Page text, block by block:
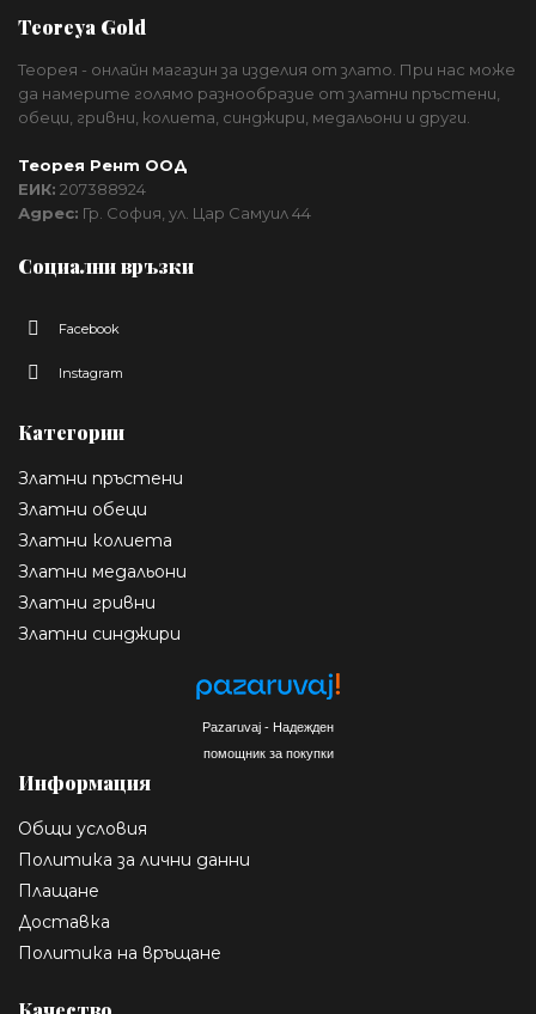
Teoreya Gold
Теорея - онлайн магазин за изделия от злато. При нас може
да намерите голямо разнообразие от златни пръстени,
обеци, гривни, колиета, синджири, медальони и други.
Теорея Рент ООД
ЕИК: 207388924
Адрес: Гр. София, ул. Цар Самуил 44
Социални връзки
Facebook
Instagram
Категории
Златни пръстени
Златни обеци
Златни колиета
Златни медальони
Златни гривни
Златни синджири
Pazaruvaj - Надежден
помощник за покупки
Информация
Общи условия
Политика за лични данни
Плащане
Доставка
Политика на връщане